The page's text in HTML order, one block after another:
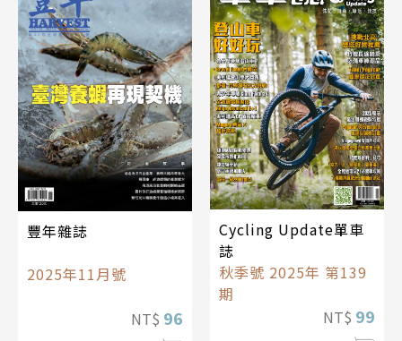
豐年雜誌
2025年11月號
NT$ 96
Cycling Update單車
誌
秋季號 2025年 第139
期
NT$ 99